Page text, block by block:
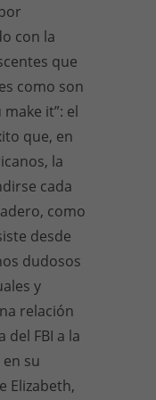
con la
que
como son
it”: el
que, en
la
cada
como
desde
dudosos
y
relación
del FBI a la
su
Elizabeth,